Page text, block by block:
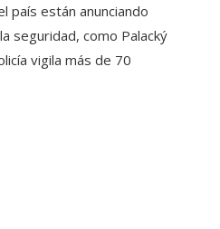
país están anunciando
seguridad, como Palacký
vigila más de 70